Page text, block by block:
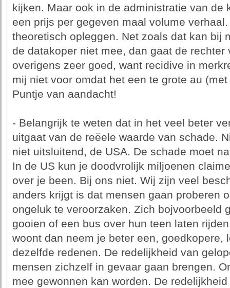
kijken. Maar ook in de administratie van de
een prijs per gegeven maal volume
theoretisch opleggen. Net zoals dat kan bij
de datakoper niet mee, dan gaat de
overigens zeer goed, want recidive in
mij niet voor omdat het een te grote au
Puntje van aandacht!
- Belangrijk te weten dat in het veel beter
uitgaat van de reëele waarde van schade.
niet uitsluitend, de USA. De schade moet
In de US kun je doodvrolijk miljoenen
over je been. Bij ons niet. Wij zijn veel
anders krijgt is dat mensen gaan proberen
ongeluk te veroorzaken. Zich bojvoorbeeld
gooien of een bus over hun teen laten
woont dan neem je beter een, goedkopere,
dezelfde redenen. De redelijkheid van
mensen zichzelf in gevaar gaan brengen.
mee gewonnen kan worden. De